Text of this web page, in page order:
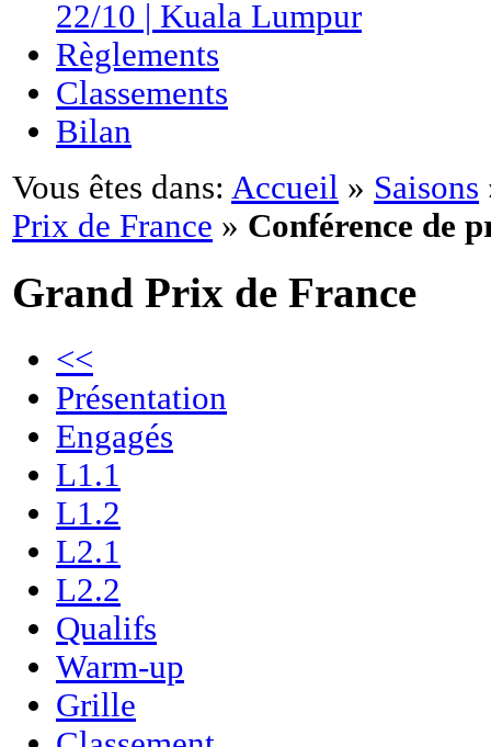
22/10 | Kuala Lumpur
Règlements
Classements
Bilan
Vous êtes dans: Accueil » Saisons
Prix de France » Conférence de
Grand Prix de France
<<
Présentation
Engagés
L1.1
L1.2
L2.1
L2.2
Qualifs
Warm-up
Grille